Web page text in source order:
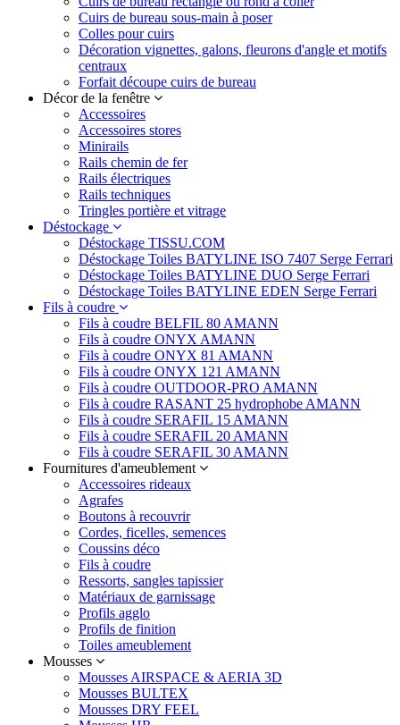
Cuirs de bureau sous-main à poser
Colles pour cuirs
Décoration vignettes, galons, fleurons d'angle et motifs
centraux
Forfait découpe cuirs de bureau
Décor de la fenêtre
Accessoires
Accessoires stores
Minirails
Rails chemin de fer
Rails électriques
Rails techniques
Tringles portière et vitrage
Déstockage
Déstockage TISSU.COM
Déstockage Toiles BATYLINE ISO 7407 Serge Ferrari
Déstockage Toiles BATYLINE DUO Serge Ferrari
Déstockage Toiles BATYLINE EDEN Serge Ferrari
Fils à coudre
Fils à coudre BELFIL 80 AMANN
Fils à coudre ONYX AMANN
Fils à coudre ONYX 81 AMANN
Fils à coudre ONYX 121 AMANN
Fils à coudre OUTDOOR-PRO AMANN
Fils à coudre RASANT 25 hydrophobe AMANN
Fils à coudre SERAFIL 15 AMANN
Fils à coudre SERAFIL 20 AMANN
Fils à coudre SERAFIL 30 AMANN
Fournitures d'ameublement
Accessoires rideaux
Agrafes
Boutons à recouvrir
Cordes, ficelles, semences
Coussins déco
Fils à coudre
Ressorts, sangles tapissier
Matériaux de garnissage
Profils agglo
Profils de finition
Toiles ameublement
Mousses
Mousses AIRSPACE & AERIA 3D
Mousses BULTEX
Mousses DRY FEEL